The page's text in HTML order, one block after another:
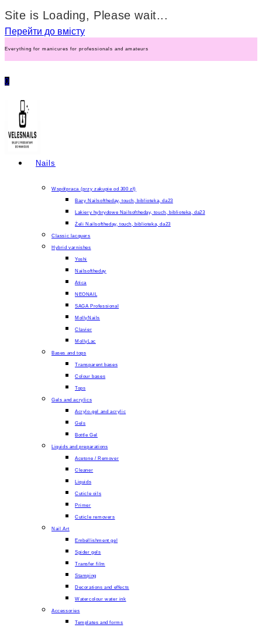
Site is Loading, Please wait...
Перейти до вмісту
Everything for manicures for professionals and amateurs
0
Nails
Współpraca (przy zakupie od 300 zł)
Bazy Nailsoftheday, touch, biblioteka, da23
Lakiery hybrydowe Nailsoftheday, touch, biblioteka, da23
Żeli Nailsoftheday, touch, biblioteka, da23
Classic lacquers
Hybrid varnishes
Yoshi
Nailsoftheday
Atica
NEONAIL
SAGA Professional
MollyNails
Clavier
MollyLac
Bases and tops
Transparent bases
Colour bases
Tops
Gels and acrylics
Acrylo-gel and acrylic
Gels
Bottle Gel
Liquids and preparations
Acetone / Remover
Cleaner
Liquids
Cuticle oils
Primer
Cuticle removers
Nail Art
Embellishment gel
Spider gels
Transfer film
Stamping
Decorations and effects
Watercolour water ink
Accessories
Templates and forms